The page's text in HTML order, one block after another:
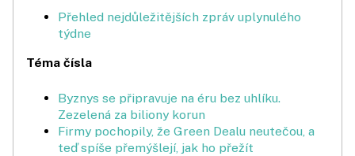
Přehled nejdůležitějších zpráv uplynulého
týdne
Téma čísla
Byznys se připravuje na éru bez uhlíku.
Zezelená za biliony korun
Firmy pochopily, že Green Dealu neutečou, a
teď spíše přemýšlejí, jak ho přežít